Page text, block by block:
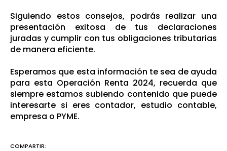
Siguiendo estos consejos, podrás realizar una
presentación exitosa de tus declaraciones
juradas y cumplir con tus obligaciones tributarias
de manera eficiente.
Esperamos que esta información te sea de ayuda
para esta Operación Renta 2024, recuerda que
siempre estamos subiendo contenido que puede
interesarte si eres contador, estudio contable,
empresa o PYME.
COMPARTIR: